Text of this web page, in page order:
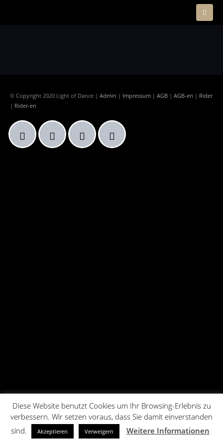
© Copyright 2020 Light of Dance | Admin | Impressum | AGB | AGB-en | Rider
| Rider-en
Diese Website benutzt Cookies um Ihr Browsing-Erlebnis zu
verbessern. Wir setzen voraus, dass Sie damit einverstanden
sind.
Akzeptieren Verweigern Weitere Informationen